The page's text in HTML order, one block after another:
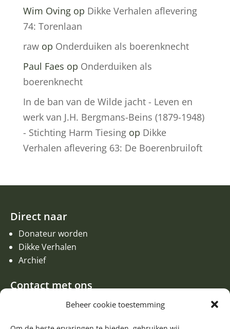
Beheer cookie toestemming
Wim Ovingop Dikke Verhalen aflevering
74: Torenlaan
rawop Onderduiken als boerenknecht
Paul Faes op Onderduiken als
boerenknecht
In de ban van de Wilde jacht - Leven en
werk van J.H. Bergmans-Beins (1879-1948)
- Stichting Harm Tiesingop Dikke
Verhalen aflevering 63: De Boerenbruiloft
Direct naar
Donateur worden
Dikke Verhalen
Archief
Contact met ons
Een aanvraag of oproep plaatsen